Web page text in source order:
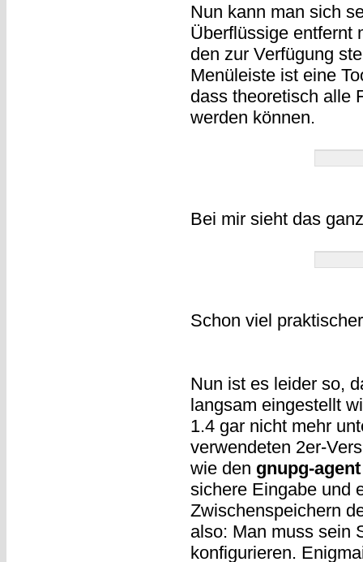
Nun kann man sich
Überflüssige entfernt
den zur Verfügung
Menüleiste ist eine
dass theoretisch alle
werden können.
Bei mir sieht das
Schon viel
Nun ist es leider so,
langsam eingestellt
1.4 gar nicht mehr
verwendeten 2er-
wie den gnupg-agent
sichere Eingabe und
Zwischenspeichern
also: Man muss sein
konfigurieren.